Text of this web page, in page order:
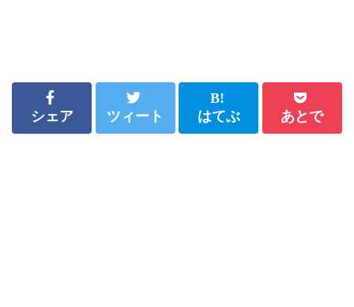
シェア ツィート はてぶ あとで